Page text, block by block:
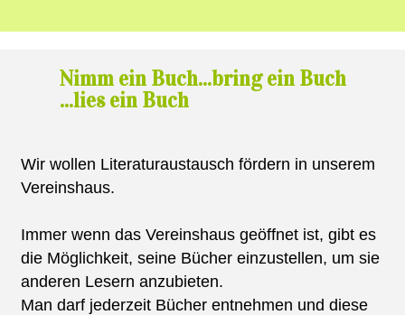
Nimm ein Buch...bring ein Buch
...lies ein Buch
Wir wollen Literaturaustausch fördern in unserem
Vereinshaus.
Immer wenn das Vereinshaus geöffnet ist, gibt es
die Möglichkeit, seine Bücher einzustellen, um sie
anderen Lesern anzubieten.
Man darf jederzeit Bücher entnehmen und diese